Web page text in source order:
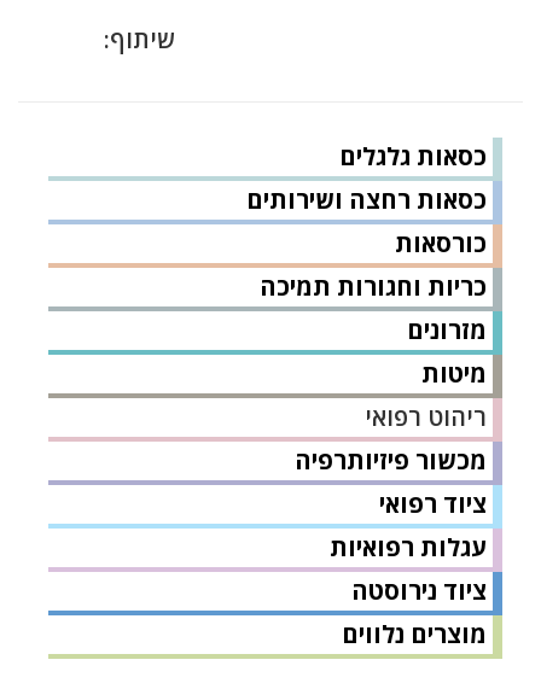
כסאות גלגלים
כסאות רחצה ושירותים
כורסאות
כריות וחגורות תמיכה
מזרונים
מיטות
ריהוט רפואי
מכשור פיזיותרפיה
ציוד רפואי
עגלות רפואיות
ציוד נירוסטה
מוצרים נלווים
שיתוף: